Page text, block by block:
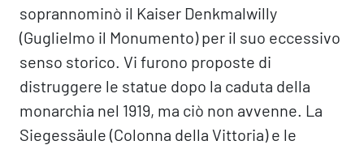
soprannominò il Kaiser Denkmalwilly
(Guglielmo il Monumento) per il suo eccessivo
senso storico. Vi furono proposte di
distruggere le statue dopo la caduta della
monarchia nel 1919, ma ciò non avvenne. La
Siegessäule (Colonna della Vittoria) e le